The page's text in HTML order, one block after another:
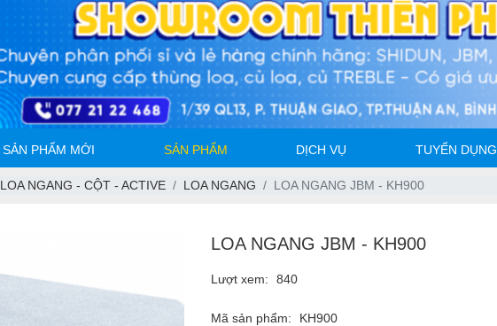
SẢN PHẨM MỚI SẢN PHẨM DỊCH VỤ TUYỂN DỤNG
LOA NGANG - CỘT - ACTIVE LOA NGANG LOA NGANG JBM - KH900
LOA NGANG JBM - KH900
Lượt xem: 840
Mã sản phẩm: KH900